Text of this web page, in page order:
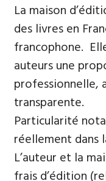
La maison
des livres en
francophone.
auteurs une
professionnelle,
transparente.
Particularité
réellement
L’auteur et la
frais d’édition